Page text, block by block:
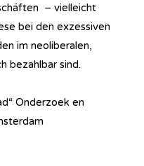
– vielleicht
bei den exzessiven
im neoliberalen,
bezahlbar sind.
Onderzoek en